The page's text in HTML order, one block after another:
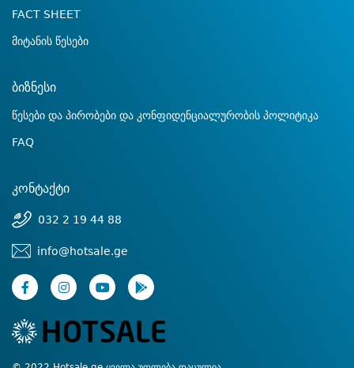
FACT SHEET
მიტანის წესები
ბიზნესი
წესები და პირობები და კონფიდენციალურობის პოლიტიკა
FAQ
კონტაქტი
032 2 19 44 88
info@hotsale.ge